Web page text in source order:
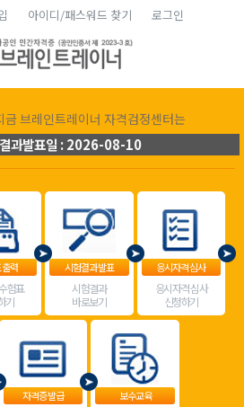
아이디/패스워드 찾기 로그인
금 브레인트레이너 자격검정센터는
과발표일 : 2026-08-10
력
험표
기
시험결과 발표
시험결과
바로보기
응시자격 심사
응시자격 심사
신청하기
자격증 발급 보수교육